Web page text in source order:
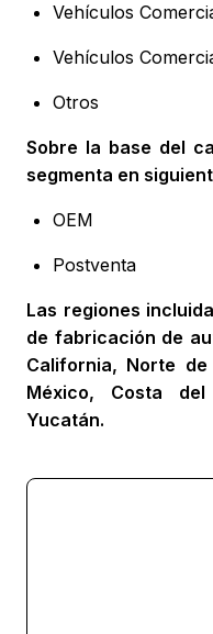
Vehículos
Vehículos
Otros
Sobre la base del
segmenta en
OEM
Postventa
Las regiones
de fabricación de
California, Norte
México, Costa
Yucatán.